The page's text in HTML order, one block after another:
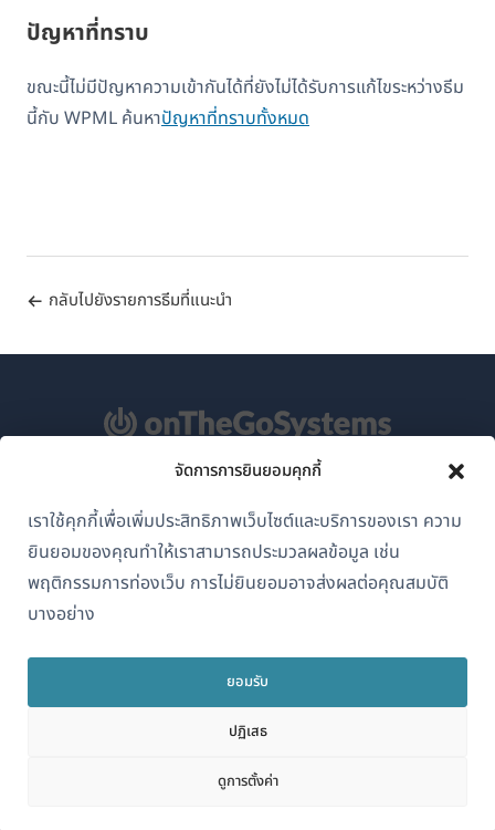
จัดการการยินยอมคุกกี้
เราใช้คุกกี้เพื่อเพิ่มประสิทธิภาพเว็บไซต์และบริการของเรา ความ
ยินยอมของคุณทำให้เราสามารถประมวลผลข้อมูล เช่น
พฤติกรรมการท่องเว็บ การไม่ยินยอมอาจส่งผลต่อคุณสมบัติ
บางอย่าง
ยอมรับ
ปฏิเสธ
ดูการตั้งค่า
ปัญหาที่ทราบ
ขณะนี้ไม่มีปัญหาความเข้ากันได้ที่ยังไม่ได้รับการแก้ไขระหว่างธีม
นี้กับ WPML ค้นหาปัญหาที่ทราบทั้งหมด
กลับไปยังรายการธีมที่แนะนำ
OnTheGoSystems Limited
ไทย
GDPR และนโยบายความเป็นส่วนตัว
เข้าร่วมทีมของเรา(เปิด
ใน
หน้าต่าง
ใหม่)
ใน
หน้าต่าง
ใหม่)
ใน
ใหม่)